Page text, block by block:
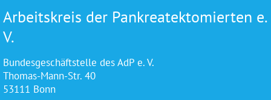
Arbeitskreis der Pankreatektomierten e.
V.
Bundesgeschäftstelle des AdP e. V.
Thomas-Mann-Str. 40
53111 Bonn